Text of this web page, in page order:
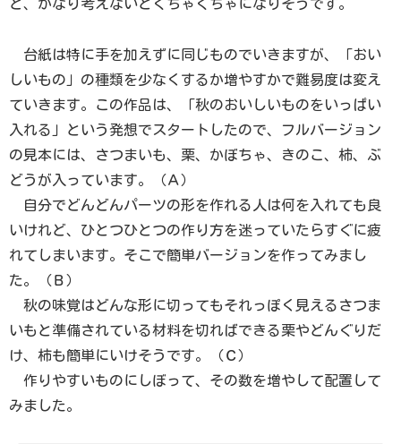
ど、かなり考えないとぐちゃぐちゃになりそうです。
台紙は特に手を加えずに同じものでいきますが、「おい
しいもの」の種類を少なくするか増やすかで難易度は変え
ていきます。この作品は、「秋のおいしいものをいっぱい
入れる」という発想でスタートしたので、フルバージョン
の見本には、さつまいも、栗、かぼちゃ、きのこ、柿、ぶ
どうが入っています。（Ａ）
自分でどんどんパーツの形を作れる人は何を入れても良
いけれど、ひとつひとつの作り方を迷っていたらすぐに疲
れてしまいます。そこで簡単バージョンを作ってみまし
た。（Ｂ）
秋の味覚はどんな形に切ってもそれっぽく見えるさつま
いもと準備されている材料を切ればできる栗やどんぐりだ
け、柿も簡単にいけそうです。（Ｃ）
作りやすいものにしぼって、その数を増やして配置して
みました。